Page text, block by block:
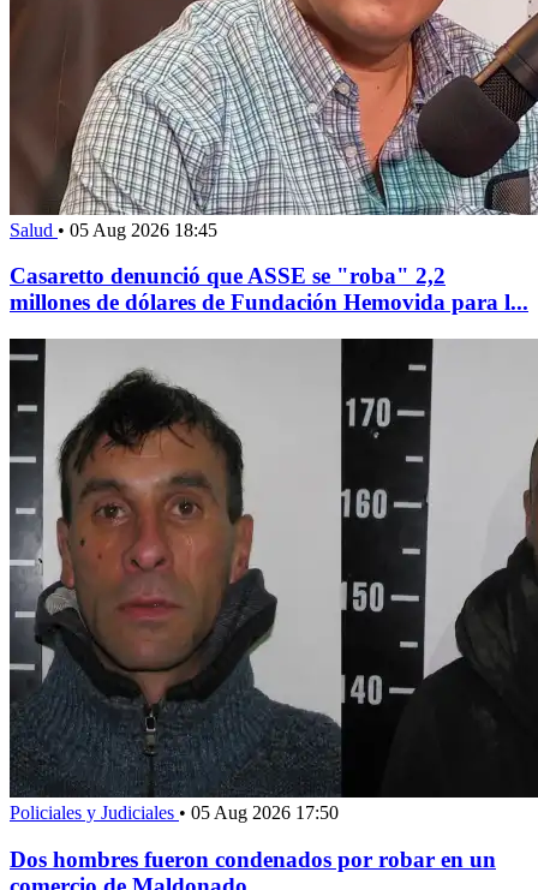
Salud • 05 Aug 2026 18:45
Casaretto denunció que ASSE se "roba" 2,2
millones de dólares de Fundación Hemovida para l...
Policiales y Judiciales • 05 Aug 2026 17:50
Dos hombres fueron condenados por robar en un